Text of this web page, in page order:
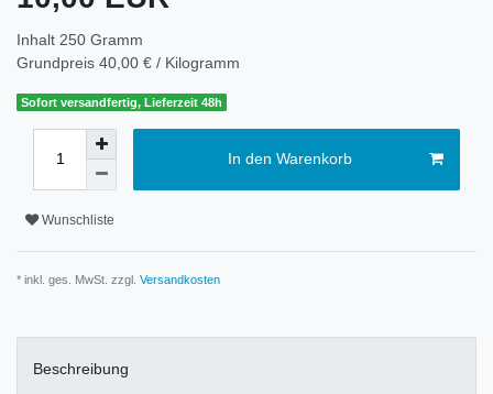
Inhalt 250 Gramm
Grundpreis 40,00 € / Kilogramm
Sofort versandfertig, Lieferzeit 48h
In den Warenkorb
Wunschliste
* inkl. ges. MwSt. zzgl. Versandkosten
Beschreibung